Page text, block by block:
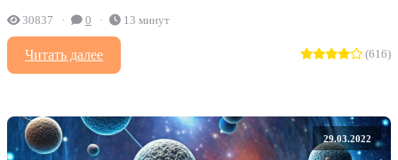
30837 0 13 минут
Читать далее (616)
29.03.2022